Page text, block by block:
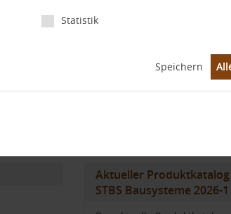
Eignungsprüfung des vorhandenen
Aktueller Produktkatalog
STBS Bausysteme 2026-1
Statistik
Speichern